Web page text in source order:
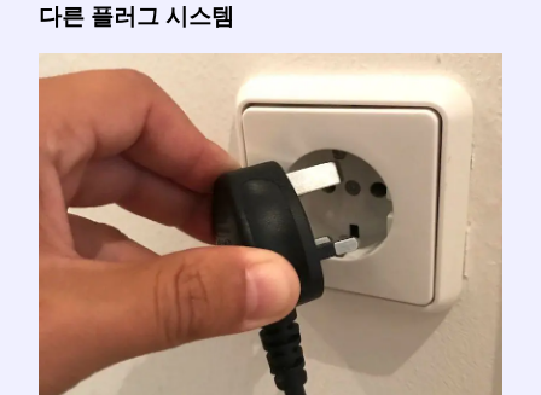
다른 플러그 시스템